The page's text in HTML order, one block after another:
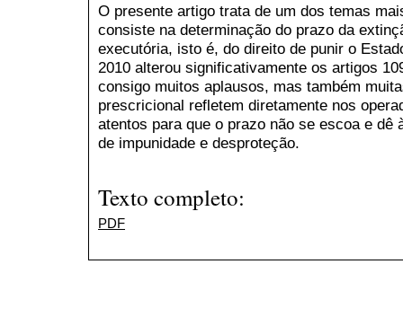
O presente artigo trata de um dos temas
consiste na determinação do prazo da
executória, isto é, do direito de punir o
2010 alterou significativamente os artigos
consigo muitos aplausos, mas também
prescricional refletem diretamente nos
atentos para que o prazo não se escoa e dê
de impunidade e desproteção.
Texto completo:
PDF